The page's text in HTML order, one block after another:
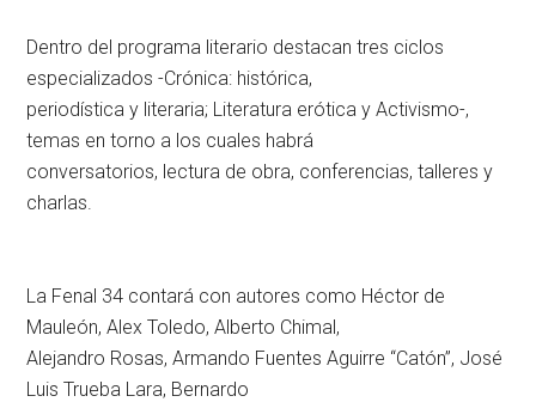
Dentro del programa literario destacan tres ciclos
especializados -Crónica: histórica,
periodística y literaria; Literatura erótica y Activismo-,
temas en torno a los cuales habrá
conversatorios, lectura de obra, conferencias, talleres y
charlas.
La Fenal 34 contará con autores como Héctor de
Mauleón, Alex Toledo, Alberto Chimal,
Alejandro Rosas, Armando Fuentes Aguirre “Catón”, José
Luis Trueba Lara, Bernardo